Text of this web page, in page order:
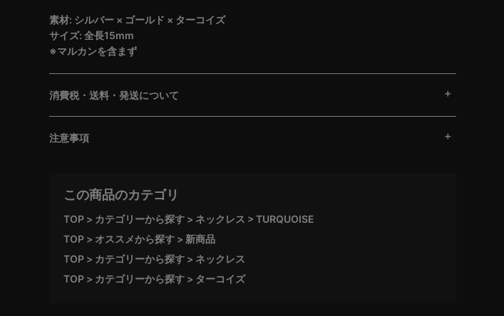
素材: シルバー × ゴールド × ターコイズ
サイズ: 全長15mm
※マルカンを含まず
消費税・送料・発送について
注意事項
この商品のカテゴリ
TOP カテゴリーから探す ネックレス
TURQUOISE
TOP
オススメから探す
新商品
TOP
カテゴリーから探す
ネックレス
TOP
カテゴリーから探す ターコイズ